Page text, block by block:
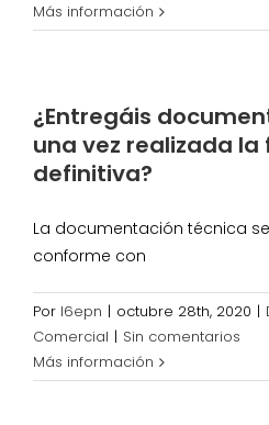
Más información
¿Entregáis
una vez realizada la
definitiva?
La documentación técnica
conforme con
Por l6epn | octubre 28th, 2020 |
Comercial | Sin comentarios
Más información